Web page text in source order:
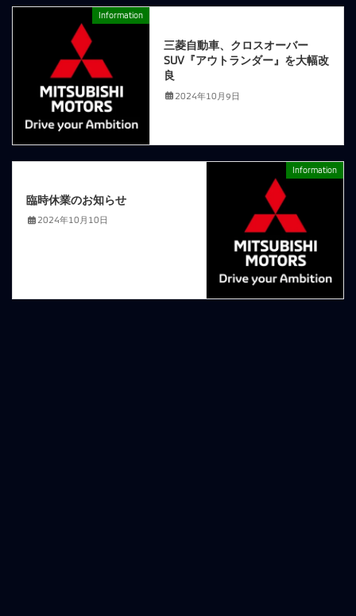
Information
三菱自動車、クロスオーバー
SUV『アウトランダー』を大幅改
良
2024年10月9日
Information
臨時休業のお知らせ
2024年10月10日